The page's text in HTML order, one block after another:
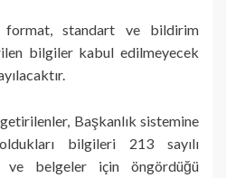
format, standart ve bildirim
bilgiler kabul edilmeyecek
Başkanlık sistemine
bilgileri 213 sayılı
ve belgeler için öngördüğü